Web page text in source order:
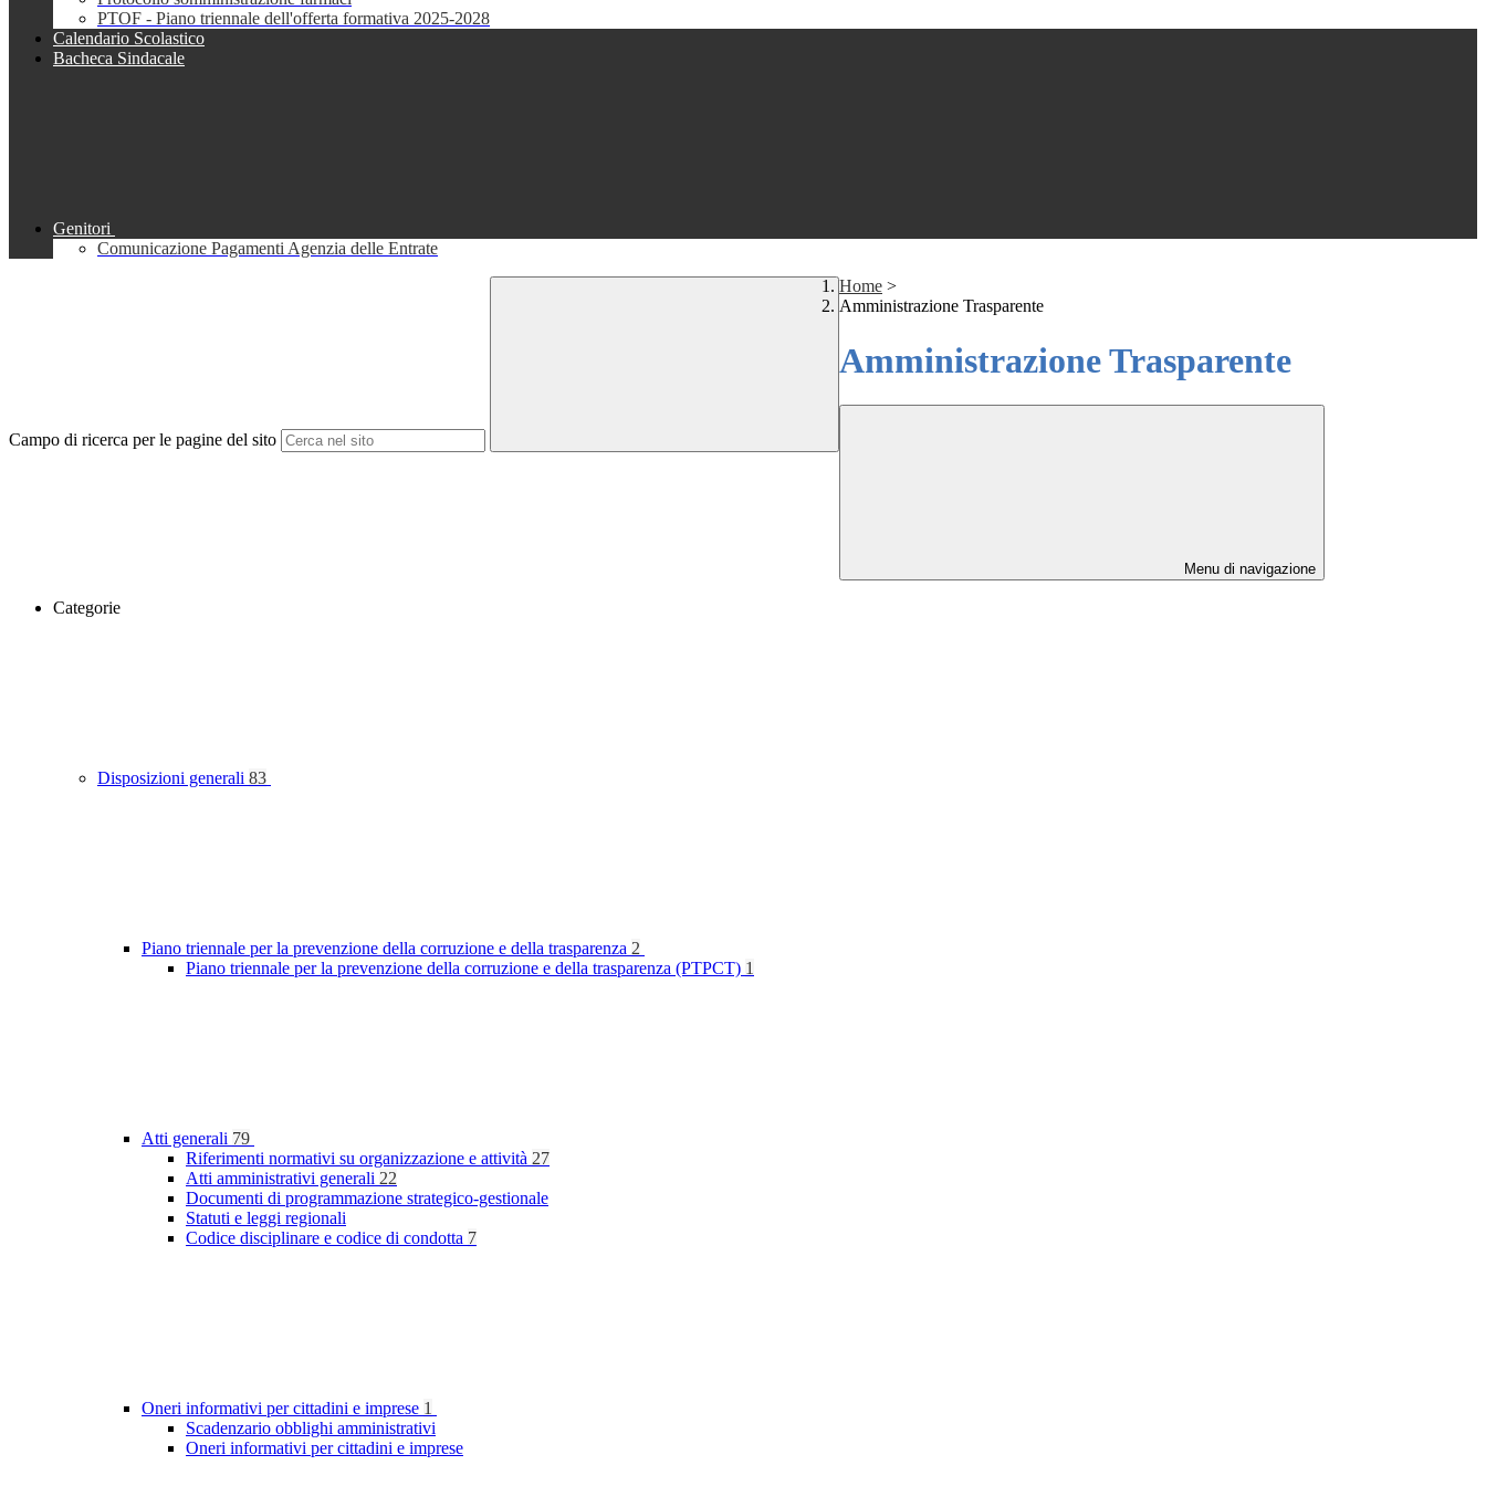
PTOF - Piano triennale dell'offerta formativa 2025-2028
Calendario Scolastico
Bacheca Sindacale
Genitori
Comunicazione Pagamenti Agenzia delle Entrate
Campo di ricerca per le pagine del sito
Home >
Amministrazione Trasparente
Amministrazione Trasparente
Menu di navigazione
Categorie
Disposizioni generali 83
Piano triennale per la prevenzione della corruzione e della trasparenza 2
Piano triennale per la prevenzione della corruzione e della trasparenza (PTPCT) 1
Atti generali 79
Riferimenti normativi su organizzazione e attività 27
Atti amministrativi generali 22
Documenti di programmazione strategico-gestionale
Statuti e leggi regionali
Codice disciplinare e codice di condotta 7
Oneri informativi per cittadini e imprese 1
Scadenzario obblighi amministrativi
Oneri informativi per cittadini e imprese